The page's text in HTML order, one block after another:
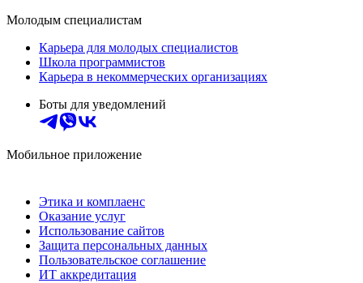
Молодым специалистам
Карьера для молодых специалистов
Школа программистов
Карьера в некоммерческих организациях
Боты для уведомлений
Мобильное приложение
Этика и комплаенс
Оказание услуг
Использование сайтов
Защита персональных данных
Пользовательское соглашение
ИТ аккредитация